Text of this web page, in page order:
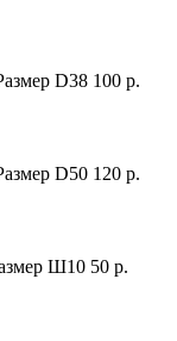
D38 100 р.
D50 120 р.
Ш10 50 р.